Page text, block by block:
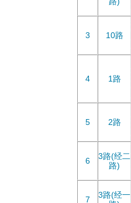
3 10路
4 1路
5 2路
6
3路(经二
路)
7
3路(经一